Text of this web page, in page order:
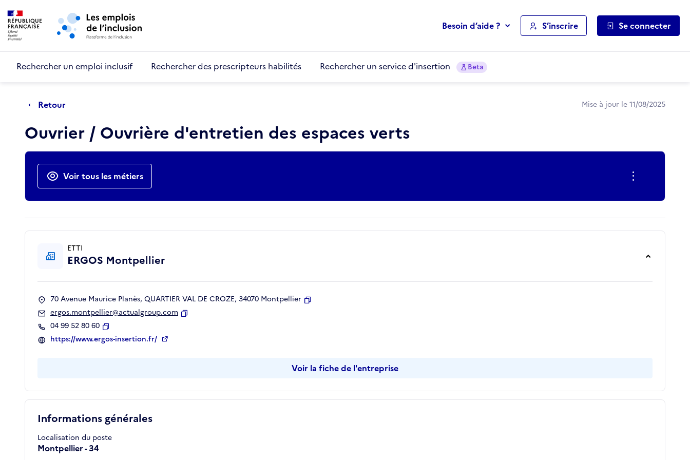
Aller au menu principal
Besoin d’aide ? S’inscrire Se connecter
Rechercher un emploi inclusif Rechercher des prescripteurs habilités Rechercher un service d'insertion Beta
Retour Mise à jour le 11/08/2025
Ouvrier / Ouvrière d'entretien des espaces verts
Actions rapides
Voir tous les métiers
Informations générales
Localisation du poste
Montpellier - 34
ETTI
ERGOS Montpellier
70 Avenue Maurice Planès, QUARTIER VAL DE CROZE, 34070 Montpellier
ergos.montpellier@actualgroup.com
04 99 52 80 60
Copier
https://www.ergos-insertion.fr/
Voir la fiche de l'entreprise